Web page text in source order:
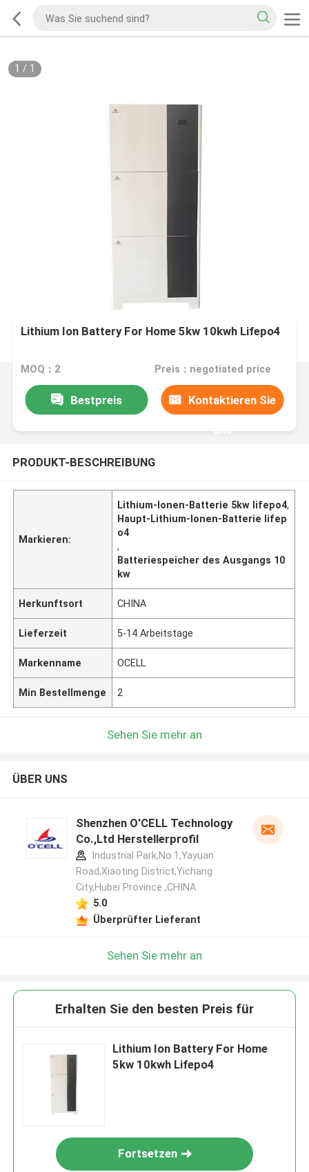
1 / 1
Lithium Ion Battery For Home 5kw 10kwh Lifepo4
MOQ：2 Preis：negotiated price
Bestpreis Kontaktieren Sie
uns
PRODUKT-BESCHREIBUNG
Markieren:
Lithium-Ionen-Batterie 5kw lifepo4,
Haupt-Lithium-Ionen-Batterie lifep
o4
,
Batteriespeicher des Ausgangs 10
kw
Herkunftsort CHINA
Lieferzeit 5-14 Arbeitstage
Markenname OCELL
Min Bestellmenge 2
Sehen Sie mehr an
ÜBER UNS
Shenzhen O'CELL Technology
Co.,Ltd Herstellerprofil
Industrial Park,No.1,Yayuan
Road,Xiaoting District,Yichang
City,Hubei Province ,CHINA
5.0
Überprüfter Lieferant
Sehen Sie mehr an
Erhalten Sie den besten Preis für
Lithium Ion Battery For Home
5kw 10kwh Lifepo4
Fortsetzen